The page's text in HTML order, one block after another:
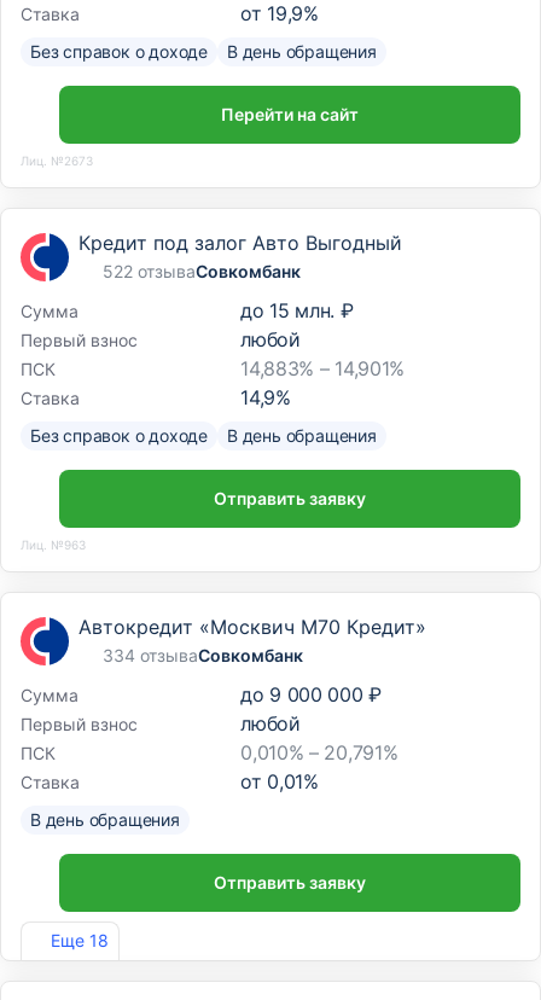
Ставка от 19,9%
Без справок о доходе В день обращения
Перейти на сайт
Лиц. №2673
Кредит под залог Авто Выгодный
522 отзываСовкомбанк
Сумма
до 15 млн. ₽
Первый взнос любой
ПСК 14,883% – 14,901%
Ставка 14,9%
Без справок о доходе В день обращения
Отправить заявку
Лиц. №963
Еще 18
Автокредит «Москвич М70 Кредит»
334 отзываСовкомбанк
Сумма
до 9 000 000 ₽
Первый взнос любой
ПСК 0,010% – 20,791%
Ставка от 0,01%
В день обращения
Отправить заявку
Лиц. №963